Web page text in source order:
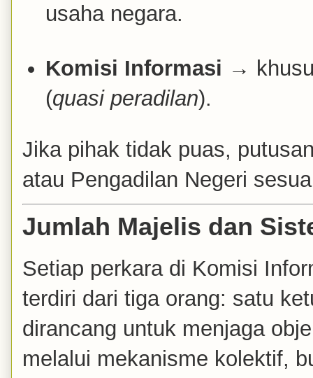
usaha negara.
Komisi Informasi →
(quasi peradilan).
Jika pihak tidak puas,
atau Pengadilan Negeri
Jumlah Majelis dan
Setiap perkara di Komisi
terdiri dari tiga orang: satu
dirancang untuk menjaga
melalui mekanisme kolektif,